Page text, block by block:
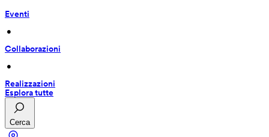
Eventi
•
Collaborazioni
•
Realizzazioni
Esplora tutte
Cerca